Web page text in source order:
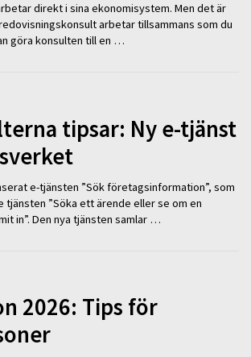
direkt i sina ekonomisystem. Men det är
arbetar tillsammans som du
göra konsulten till en …
tipsar: Ny e-tjänst
e-tjänsten ”Sök företagsinformation”, som
”Söka ett ärende eller se om en
in”. Den nya tjänsten samlar …
2026: Tips för